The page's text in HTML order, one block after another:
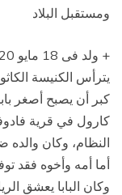
ومستقبل البلاد
يترأس الكنيسة
كبر أن يصبح أصغر
كارول في قرية
النظام، وكان
أما أمه وأخوه فقد
وكان البابا يعشق